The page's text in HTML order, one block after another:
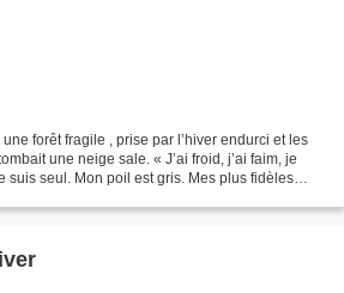
forêt fragile , prise par l’hiver endurci et les
une neige sale. « J’ai froid, j’ai faim, je
suis seul. Mon poil est gris. Mes plus fidèles